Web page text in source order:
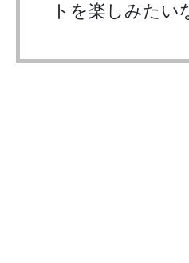
トを楽しみたい